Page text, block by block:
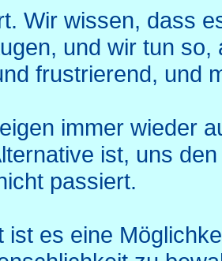
Wir wissen, dass
und wir tun
frustrierend, und
immer wieder
ist, uns
passiert.
ist es eine